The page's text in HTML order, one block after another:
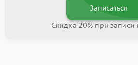
Записаться
Скидка 20% при записи